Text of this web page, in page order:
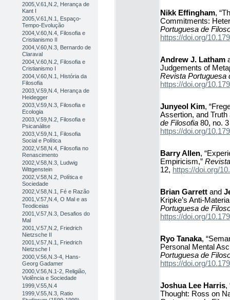
2005,V.61,N.2, Herança de
Kant I
2005,V.61,N.1, Espaço-
Tempo-Evolução
2004,V.60,N.4, Filosofia e
Cristianismo II
2004,V.60,N.3, Bernardo de
Claraval
2004,V.60,N.2, Filosofia e
Cristianismo I
2004,V.60,N.1, História da
Filosofia
2003,V.59,N.4, Herança de
Heidegger
2003,V.59,N.3, Filosofia e
Ecologia
2003,V.59,N.2, Filosofia e
Psicanálise
2003,V.59,N.1, Filosofia
Social e Política
2002,V.58,N.4, Filosofia no
Renascimento
2002,V.58,N.3, Ludwig
Wittgenstein
2002,V.58,N.2, Política e
Sociedade
2002,V.58,N.1, Fé e Razão
2001,V.57,N.4, O Mal e as
Teodiceias
2001,V.57,N.3, Desafios do
Mal
2001,V.57,N.2, Friedrich
Nietzsche II
2001,V.57,N.1, Friedrich
Nietzsche I
2000,V.56,N.3-4, Hans-
Georg Gadamer
2000,V.56,N.1-2, Religião,
Violência e Sociedade
1999,V.55,N.4
1999,V.55,N.3, Ratio
Nikk Effingham,
Commitments:
Portuguesa de
https://doi.org/
Andrew J. Latham
Judgements of
Revista Portuguesa
https://doi.org/
Junyeol Kim,
Assertion, and
de Filosofia 80, no.
https://doi.org/
Barry Allen,
Empiricism,”
12, https://doi.org/
Brian Garrett and
Kripke’s Anti-
Portuguesa de
https://doi.org/
Ryo Tanaka,
Personal Mental
Portuguesa de
https://doi.org/
Joshua Lee Harris,
Thought: Ross on